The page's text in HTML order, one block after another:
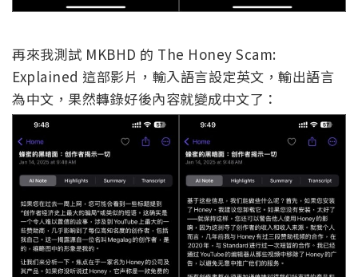
再來我測試 MKBHD 的 The Honey Scam:
Explained 這部影片，輸入語言設定英文，輸出語言
為中文，果然轉錄好後內容就變成中文了：